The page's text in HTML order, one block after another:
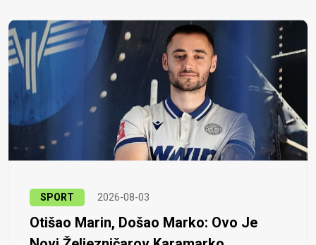
SPORT 2026-08-03
Otišao Marin, Došao Marko: Ovo Je